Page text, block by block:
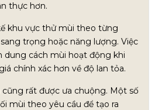
thực hơn.
khu vực thử mùi theo từng
trọng hoặc năng lượng. Việc
dung cách mùi hoạt động khi
chính xác hơn về độ lan tỏa.
rất được ưa chuộng. Một số
mùi theo yêu cầu để tạo ra